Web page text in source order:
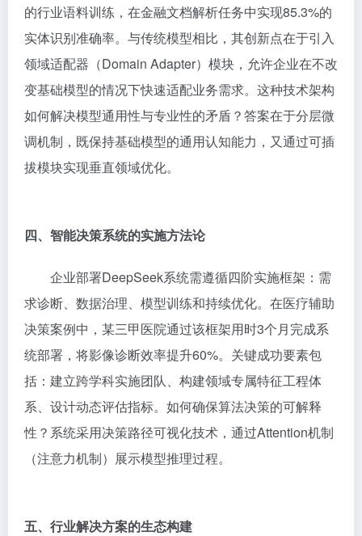
的行业语料训练，在金融文档解析任务中实现85.3%的
实体识别准确率。与传统模型相比，其创新点在于引入
领域适配器（Domain Adapter）模块，允许企业在不改
变基础模型的情况下快速适配业务需求。这种技术架构
如何解决模型通用性与专业性的矛盾？答案在于分层微
调机制，既保持基础模型的通用认知能力，又通过可插
拔模块实现垂直领域优化。
四、智能决策系统的实施方法论
企业部署DeepSeek系统需遵循四阶实施框架：需
求诊断、数据治理、模型训练和持续优化。在医疗辅助
决策案例中，某三甲医院通过该框架用时3个月完成系
统部署，将影像诊断效率提升60%。关键成功要素包
括：建立跨学科实施团队、构建领域专属特征工程体
系、设计动态评估指标。如何确保算法决策的可解释
性？系统采用决策路径可视化技术，通过Attention机制
（注意力机制）展示模型推理过程。
五、行业解决方案的生态构建